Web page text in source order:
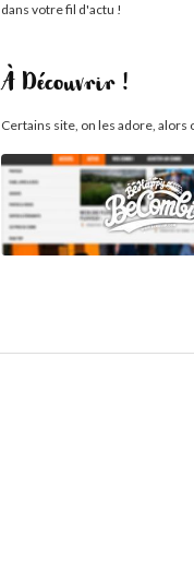
dans votre fil d'actu !
À Découvrir !
Certains site, on les adore, alors